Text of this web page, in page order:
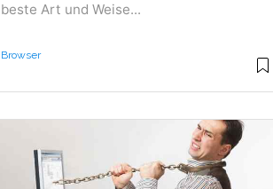
beste Art und Weise...
Browser